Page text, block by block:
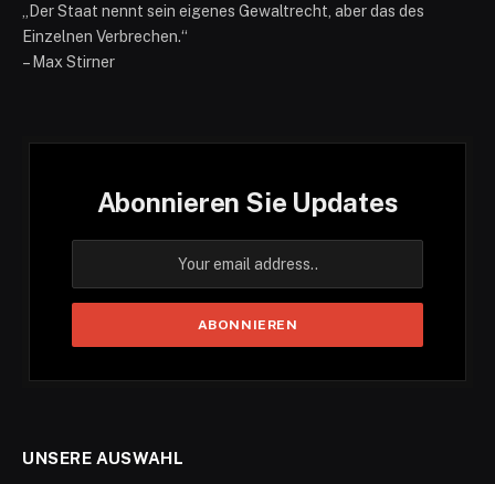
„Der Staat nennt sein eigenes Gewaltrecht, aber das des
Einzelnen Verbrechen.“
– Max Stirner
Abonnieren Sie Updates
UNSERE AUSWAHL